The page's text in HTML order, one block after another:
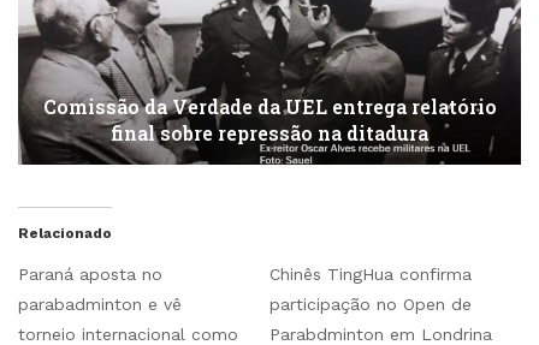
Comissão da Verdade da UEL entrega relatório
final sobre repressão na ditadura
Relacionado
Paraná aposta no
parabadminton e vê
torneio internacional como
Chinês TingHua confirma
participação no Open de
Parabdminton em Londrina